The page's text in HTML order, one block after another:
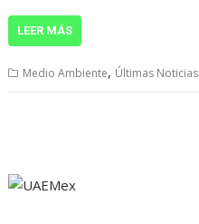
LEER MÁS
Medio Ambiente, Últimas Noticias